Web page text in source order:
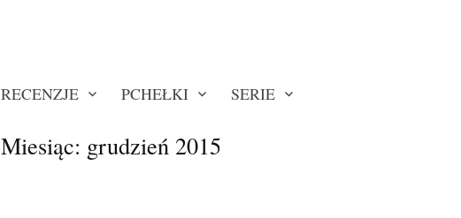
RECENZJE PCHEŁKI SERIE
Miesiąc: grudzień 2015